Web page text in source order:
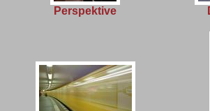
Perspektive